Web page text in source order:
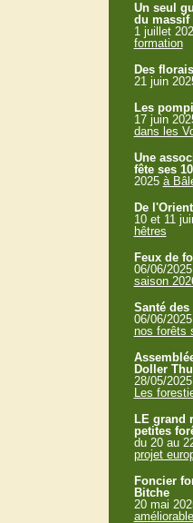
Un seul
du massif
1 juillet
formation
Des
21 juin
Les
17 juin
dans les
Une
fête ses
2025 à
De
10 et 11
hêtres
Feux de
06/06/2025
saison
Santé des
06/06/2025
nos forêts
Doller
28/05/2025
Les
LE grand
petites
du 20 au
projet
Foncier
Bitche
20 mai